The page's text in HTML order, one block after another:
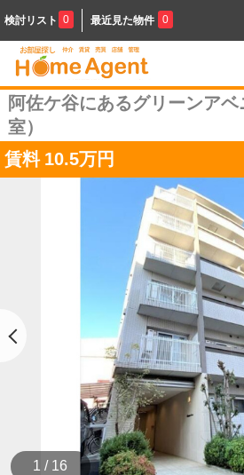
検討リスト 0 最近見た物件 0
阿佐ケ谷にあるグリーンア
室）
賃料 10.5万円
1 / 16